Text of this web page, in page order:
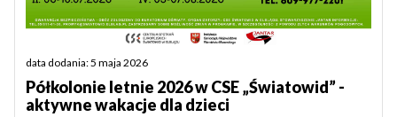
data dodania: 5 maja 2026
Półkolonie letnie 2026 w CSE „Światowid” -
aktywne wakacje dla dzieci